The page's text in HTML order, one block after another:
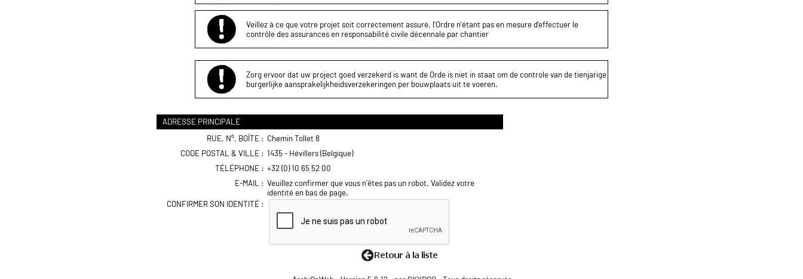
Veillez à ce que votre projet soit correctement assuré, l’Ordre n’étant pas en mesure d’effectuer le
contrôle des assurances en responsabilité civile décennale par chantier
Zorg ervoor dat uw project goed verzekerd is want de Orde is niet in staat om de controle van de tienjarige
burgerlijke aansprakelijkheidsverzekeringen per bouwplaats uit te voeren.
ADRESSE PRINCIPALE
RUE, N°, BOÎTE : Chemin Tollet 8
CODE POSTAL & VILLE : 1435 - Hévillers (Belgique)
TÉLÉPHONE : +32 (0) 10 65 52 00
E-MAIL : Veuillez confirmer que vous n'êtes pas un robot. Validez votre
identité en bas de page.
CONFIRMER SON IDENTITÉ :